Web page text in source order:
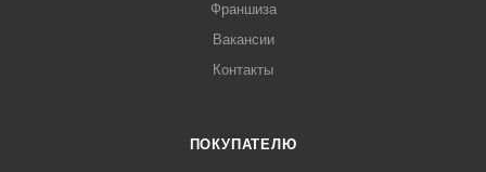
Франшиза
Вакансии
Контакты
ПОКУПАТЕЛЮ